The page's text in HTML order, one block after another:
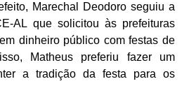
Marechal Deodoro seguiu a
AL que solicitou às prefeituras
dinheiro público com festas de
Matheus preferiu fazer um
a tradição da festa para os